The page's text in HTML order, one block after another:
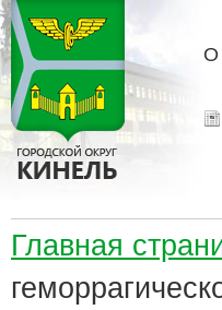
О
Главная